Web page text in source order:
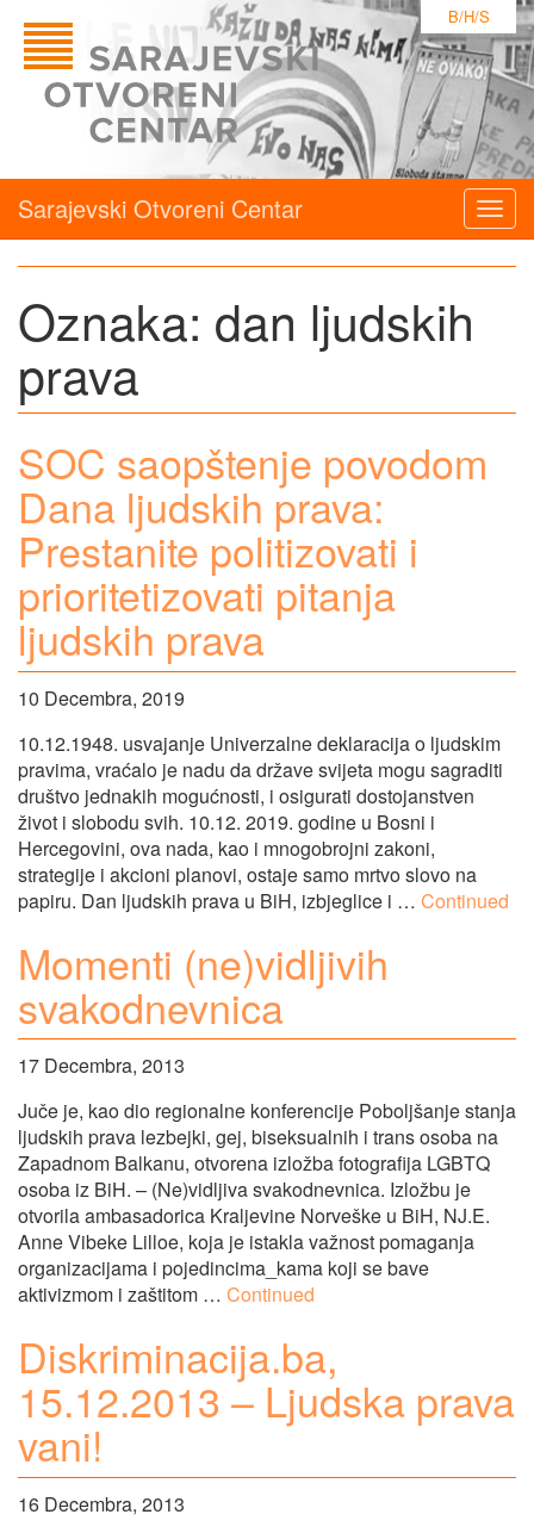
B/H/S
Sarajevski Otvoreni Centar
Oznaka: dan ljudskih
prava
SOC saopštenje povodom
Dana ljudskih prava:
Prestanite politizovati i
prioritetizovati pitanja
ljudskih prava
10 Decembra, 2019
10.12.1948. usvajanje Univerzalne deklaracija o ljudskim
pravima, vraćalo je nadu da države svijeta mogu sagraditi
društvo jednakih mogućnosti, i osigurati dostojanstven
život i slobodu svih. 10.12. 2019. godine u Bosni i
Hercegovini, ova nada, kao i mnogobrojni zakoni,
strategije i akcioni planovi, ostaje samo mrtvo slovo na
papiru. Dan ljudskih prava u BiH, izbjeglice i … Continued
Momenti (ne)vidljivih
svakodnevnica
17 Decembra, 2013
Juče je, kao dio regionalne konferencije Poboljšanje stanja
ljudskih prava lezbejki, gej, biseksualnih i trans osoba na
Zapadnom Balkanu, otvorena izložba fotografija LGBTQ
osoba iz BiH. – (Ne)vidljiva svakodnevnica. Izložbu je
otvorila ambasadorica Kraljevine Norveške u BiH, NJ.E.
Anne Vibeke Lilloe, koja je istakla važnost pomaganja
organizacijama i pojedincima_kama koji se bave
aktivizmom i zaštitom … Continued
Diskriminacija.ba,
15.12.2013 – Ljudska prava
vani!
16 Decembra, 2013